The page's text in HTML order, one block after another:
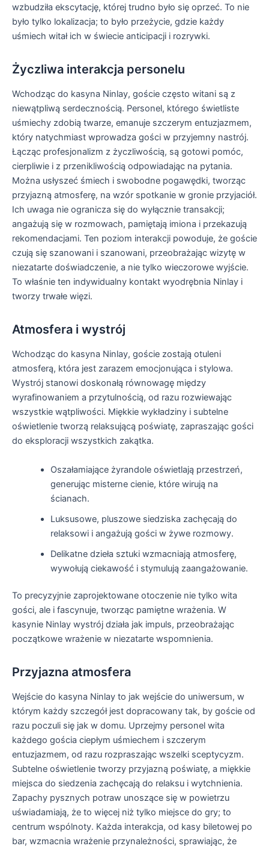
wzbudziła ekscytację, której trudno było się oprzeć. To nie
było tylko lokalizacja; to było przeżycie, gdzie każdy
uśmiech witał ich w świecie anticipacji i rozrywki.
Życzliwa interakcja personelu
Wchodząc do kasyna Ninlay, goście często witani są z
niewątpliwą serdecznością. Personel, którego świetliste
uśmiechy zdobią twarze, emanuje szczerym entuzjazmem,
który natychmiast wprowadza gości w przyjemny nastrój.
Łącząc profesjonalizm z życzliwością, są gotowi pomóc,
cierpliwie i z przenikliwością odpowiadając na pytania.
Można usłyszeć śmiech i swobodne pogawędki, tworząc
przyjazną atmosferę, na wzór spotkanie w gronie przyjaciół.
Ich uwaga nie ogranicza się do wyłącznie transakcji;
angażują się w rozmowach, pamiętają imiona i przekazują
rekomendacjami. Ten poziom interakcji powoduje, że goście
czują się szanowani i szanowani, przeobrażając wizytę w
niezatarte doświadczenie, a nie tylko wieczorowe wyjście.
To właśnie ten indywidualny kontakt wyodrębnia Ninlay i
tworzy trwałe więzi.
Atmosfera i wystrój
Wchodząc do kasyna Ninlay, goście zostają otuleni
atmosferą, która jest zarazem emocjonująca i stylowa.
Wystrój stanowi doskonałą równowagę między
wyrafinowaniem a przytulnością, od razu rozwiewając
wszystkie wątpliwości. Miękkie wykładziny i subtelne
oświetlenie tworzą relaksującą poświatę, zapraszając gości
do eksploracji wszystkich zakątka.
Oszałamiające żyrandole oświetlają przestrzeń,
generując misterne cienie, które wirują na
ścianach.
Luksusowe, pluszowe siedziska zachęcają do
relaksowi i angażują gości w żywe rozmowy.
Delikatne dzieła sztuki wzmacniają atmosferę,
wywołują ciekawość i stymulują zaangażowanie.
To precyzyjnie zaprojektowane otoczenie nie tylko wita
gości, ale i fascynuje, tworząc pamiętne wrażenia. W
kasynie Ninlay wystrój działa jak impuls, przeobrażając
początkowe wrażenie w niezatarte wspomnienia.
Przyjazna atmosfera
Wejście do kasyna Ninlay to jak wejście do uniwersum, w
którym każdy szczegół jest dopracowany tak, by goście od
razu poczuli się jak w domu. Uprzejmy personel wita
każdego gościa ciepłym uśmiechem i szczerym
entuzjazmem, od razu rozpraszając wszelki sceptycyzm.
Subtelne oświetlenie tworzy przyjazną poświatę, a miękkie
miejsca do siedzenia zachęcają do relaksu i wytchnienia.
Zapachy pysznych potraw unoszące się w powietrzu
uświadamiają, że to więcej niż tylko miejsce do gry; to
centrum wspólnoty. Każda interakcja, od kasy biletowej po
bar, wzmacnia wrażenie przynależności, sprawiając, że